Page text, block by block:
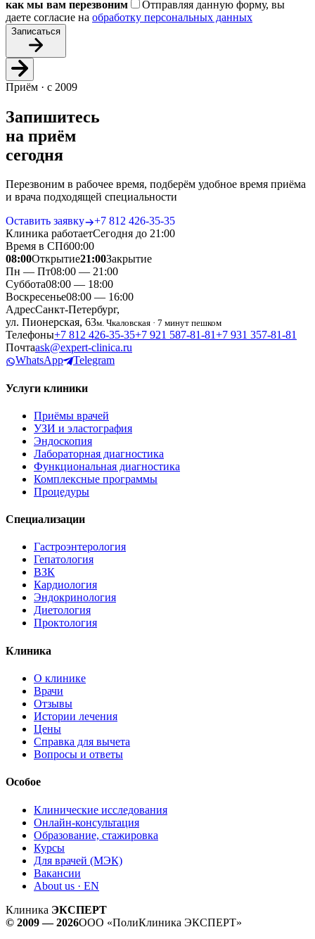
как мы вам перезвоним
Отправляя данную форму, вы
даете согласие на обработку персональных данных
Записаться
Приём · с 2009
Запишитесь
на приём
сегодня
Перезвоним в рабочее время, подберём удобное время приёма
и врача подходящей специальности
Оставить заявку
+7 812 426‑35‑35
Клиника работаетСегодня до 21:00
Время в СПб00:00
08:00Открытие21:00Закрытие
Пн — Пт08:00 — 21:00
Суббота08:00 — 18:00
Воскресенье08:00 — 16:00
АдресСанкт-Петербург,
ул. Пионерская, 63м. Чкаловская · 7 минут пешком
Телефоны+7 812 426‑35‑35+7 921 587‑81‑81+7 931 357‑81‑81
Почтаask@expert-clinica.ru
WhatsApp
Telegram
Услуги клиники
Приёмы врачей
УЗИ и эластография
Эндоскопия
Лабораторная диагностика
Функциональная диагностика
Комплексные программы
Процедуры
Специализации
Гастроэнтерология
Гепатология
ВЗК
Кардиология
Эндокринология
Диетология
Проктология
Клиника
О клинике
Врачи
Отзывы
Истории лечения
Цены
Справка для вычета
Вопросы и ответы
Особое
Клинические исследования
Онлайн-консультация
Образование, стажировка
Курсы
Для врачей (МЭК)
Вакансии
About us · EN
Клиника ЭКСПЕРТ
© 2009 — 2026ООО «ПолиКлиника ЭКСПЕРТ»